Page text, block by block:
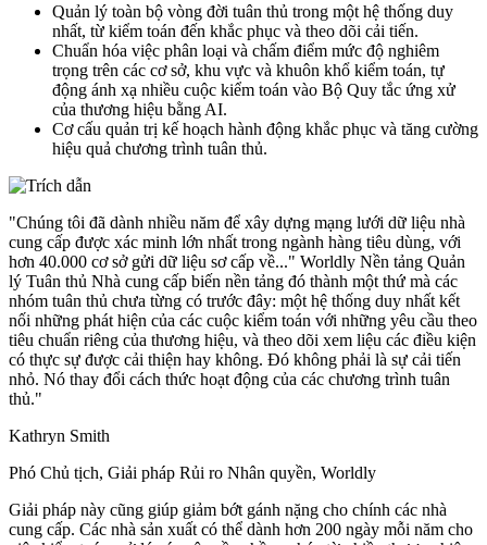
Quản lý toàn bộ vòng đời tuân thủ trong một hệ thống duy
nhất, từ kiểm toán đến khắc phục và theo dõi cải tiến.
Chuẩn hóa việc phân loại và chấm điểm mức độ nghiêm
trọng trên các cơ sở, khu vực và khuôn khổ kiểm toán, tự
động ánh xạ nhiều cuộc kiểm toán vào Bộ Quy tắc ứng xử
của thương hiệu bằng AI.
Cơ cấu quản trị kế hoạch hành động khắc phục và tăng cường
hiệu quả chương trình tuân thủ.
"Chúng tôi đã dành nhiều năm để xây dựng mạng lưới dữ liệu nhà
cung cấp được xác minh lớn nhất trong ngành hàng tiêu dùng, với
hơn 40.000 cơ sở gửi dữ liệu sơ cấp về..." Worldly Nền tảng Quản
lý Tuân thủ Nhà cung cấp biến nền tảng đó thành một thứ mà các
nhóm tuân thủ chưa từng có trước đây: một hệ thống duy nhất kết
nối những phát hiện của các cuộc kiểm toán với những yêu cầu theo
tiêu chuẩn riêng của thương hiệu, và theo dõi xem liệu các điều kiện
có thực sự được cải thiện hay không. Đó không phải là sự cải tiến
nhỏ. Nó thay đổi cách thức hoạt động của các chương trình tuân
thủ."
Kathryn Smith
Phó Chủ tịch, Giải pháp Rủi ro Nhân quyền, Worldly
Giải pháp này cũng giúp giảm bớt gánh nặng cho chính các nhà
cung cấp. Các nhà sản xuất có thể dành hơn 200 ngày mỗi năm cho